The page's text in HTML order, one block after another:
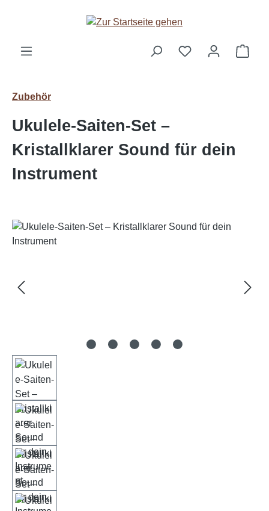
Zum Hauptinhalt springen
Zubehör
Ukulele-Saiten-Set –
Kristallklarer Sound für dein
Instrument
Bildergalerie überspringen